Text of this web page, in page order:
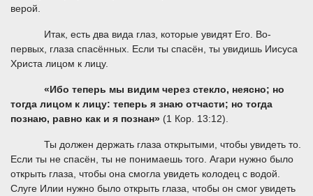
верой.
Итак, есть два вида глаз, которые увидят Его. Во-
первых, глаза спасённых. Если ты спасён, ты увидишь Иисуса
Христа лицом к лицу.
«Ибо теперь мы видим через стекло, неясно; но
тогда лицом к лицу: теперь я знаю отчасти; но тогда
познаю, равно как и я познан» (1 Кор. 13:12).
Ты должен держать глаза открытыми, чтобы увидеть то.
Если ты не спасён, ты не понимаешь того. Агари нужно было
открыть глаза, чтобы она смогла увидеть колодец с водой.
Слуге Илии нужно было открыть глаза, чтобы он смог увидеть